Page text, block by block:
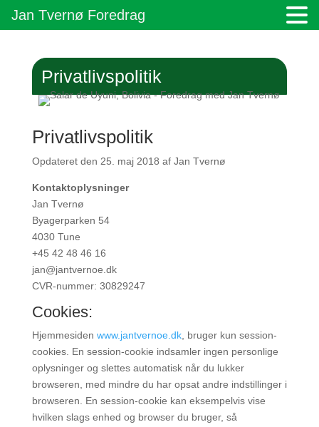
Privatlivspolitik
Privatlivspolitik
Opdateret den 25. maj 2018 af Jan Tvernø
Kontaktoplysninger
Jan Tvernø
Byagerparken 54
4030 Tune
+45 42 48 46 16
jan@jantvernoe.dk
CVR-nummer: 30829247
Cookies:
Hjemmesiden www.jantvernoe.dk, bruger kun session-
cookies. En session-cookie indsamler ingen personlige
oplysninger og slettes automatisk når du lukker
browseren, med mindre du har opsat andre indstillinger i
browseren. En session-cookie kan eksempelvis vise
hvilken slags enhed og browser du bruger, så
Jan Tvernø Foredrag